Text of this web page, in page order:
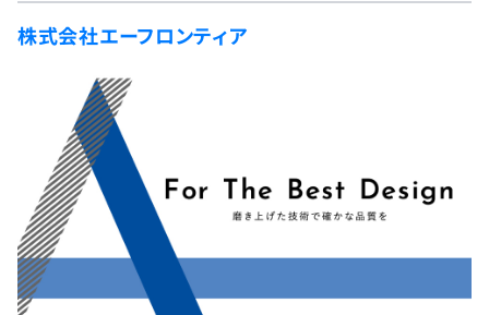
新卒エージェント
イベント・セミナー
インタビュー
就活成功ガイド
4択課題
リファレンス
プラン
個人向けプラン
評価結果一覧
再チャレンジ結果一覧
paiza times
note
株式会社エーフロンティア